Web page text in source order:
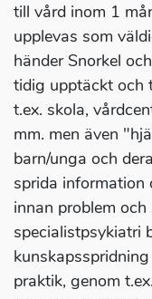
till vård inom 1
upplevas som
händer Snorkel
tidig upptäckt och
t.ex. skola,
mm. men även
barn/unga och
sprida information
innan problem
specialistpsykiatri
praktik, genom